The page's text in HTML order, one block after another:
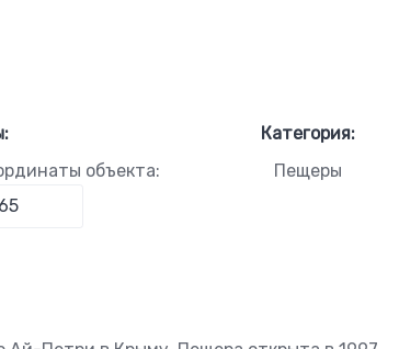
объекта:
Категория:
Пещеры